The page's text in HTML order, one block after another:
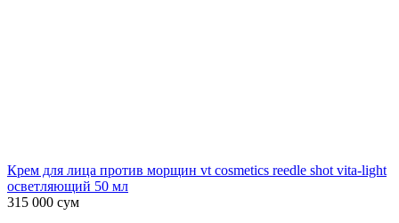
Крем для лица против морщин vt cosmetics reedle shot vita-light
осветляющий 50 мл
315 000 сум